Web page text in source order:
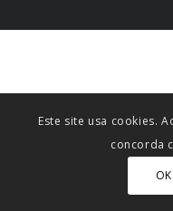
Este site usa cookies.
concorda
OK